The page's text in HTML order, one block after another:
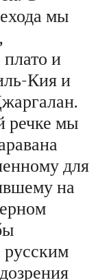
мы
и
Кия и
речке мы
для
на
русским